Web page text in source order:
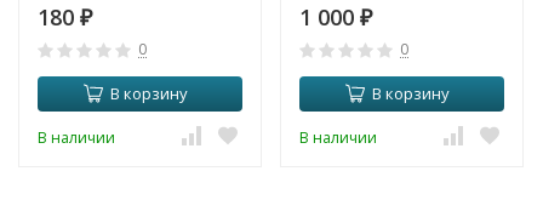
180 ₽
0
В корзину
В наличии
1 000 ₽
0
В корзину
В наличии